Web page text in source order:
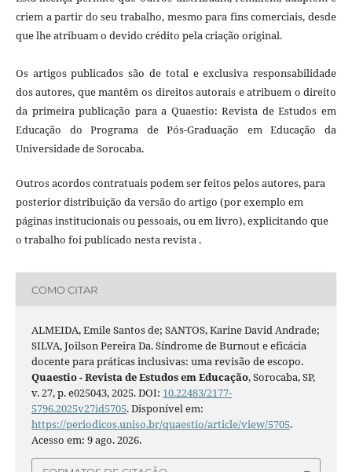
criem a partir do seu trabalho, mesmo para fins comerciais, desde
que lhe atribuam o devido crédito pela criação original.
Os artigos publicados são de total e exclusiva responsabilidade
dos autores, que mantêm os direitos autorais e atribuem o direito
da primeira publicação para a Quaestio: Revista de Estudos em
Educação do Programa de Pós-Graduação em Educação da
Universidade de Sorocaba.
Outros acordos contratuais podem ser feitos pelos autores, para
posterior distribuição da versão do artigo (por exemplo em
páginas institucionais ou pessoais, ou em livro), explicitando que
o trabalho foi publicado nesta revista .
COMO CITAR
ALMEIDA, Emile Santos de; SANTOS, Karine David Andrade;
SILVA, Joilson Pereira Da. Síndrome de Burnout e eficácia
docente para práticas inclusivas: uma revisão de escopo.
Quaestio - Revista de Estudos em Educação, Sorocaba, SP,
v. 27, p. e025043, 2025. DOI: 10.22483/2177-
5796.2025v27id5705. Disponível em:
https://periodicos.uniso.br/quaestio/article/view/5705.
Acesso em: 9 ago. 2026.